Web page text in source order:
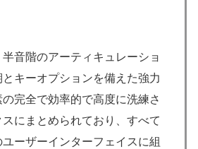
音階のアーティキュレーショ
キーオプションを備えた強力
完全で効率的で高度に洗練さ
にまとめられており、すべて
ーザーインターフェイスに組